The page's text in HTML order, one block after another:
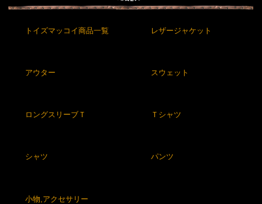
トイズマッコイ商品一覧 レザージャケット
アウター スウェット
ロングスリーブＴ Ｔシャツ
シャツ パンツ
小物,アクセサリー